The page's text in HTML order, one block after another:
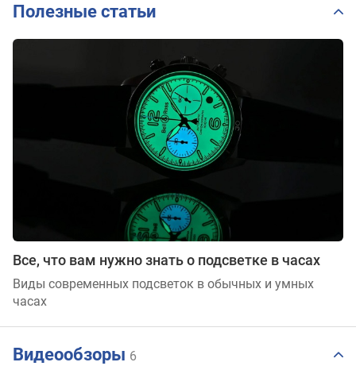
Полезные статьи
Все, что вам нужно знать о подсветке в часах
Виды современных подсветок в обычных и умных
часах
Видеообзоры 6